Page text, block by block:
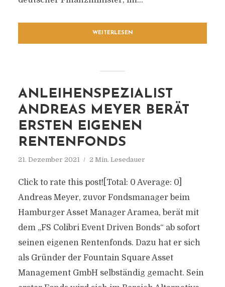
WEITERLESEN
ANLEIHENSPEZIALIST
ANDREAS MEYER BERÄT
ERSTEN EIGENEN
RENTENFONDS
21. Dezember 2021 2 Min. Lesedauer
Click to rate this post![Total: 0 Average: 0]
Andreas Meyer, zuvor Fondsmanager beim
Hamburger Asset Manager Aramea, berät mit
dem „FS Colibri Event Driven Bonds“ ab sofort
seinen eigenen Rentenfonds. Dazu hat er sich
als Gründer der Fountain Square Asset
Management GmbH selbständig gemacht. Sein